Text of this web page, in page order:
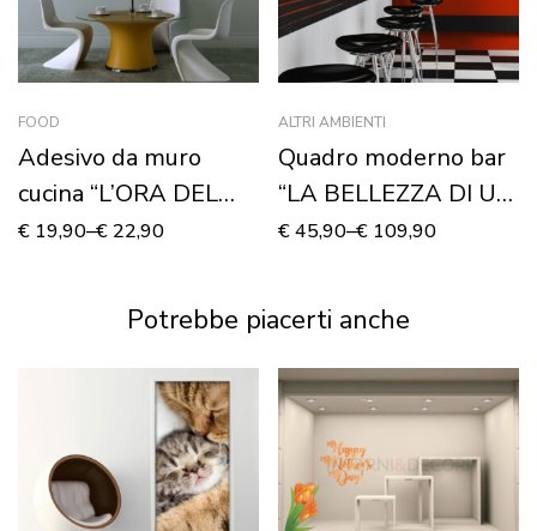
FOOD
Adesivo da muro
cucina “L’ORA DEL
THÈ”
€ 19,90–€ 22,90
ALTRI AMBIENTI
Quadro moderno bar
“LA BELLEZZA DI UN
CAFFE'”
€45,90–€ 109,90
Potrebbe piacerti anche